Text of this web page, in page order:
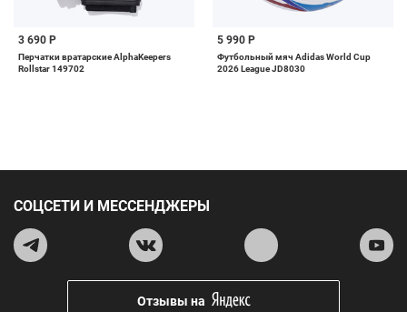
3 690 Р
Перчатки вратарские AlphaKeepers
Rollstar 149702
5 990 Р
Футбольный мяч Adidas World Cup
2026 League JD8030
СОЦСЕТИ И МЕССЕНДЖЕРЫ
Отзывы на